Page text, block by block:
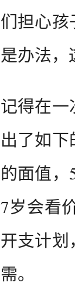
们担心
是办法，
记得在
出了如
的面值
7岁会看
开支计划
需。